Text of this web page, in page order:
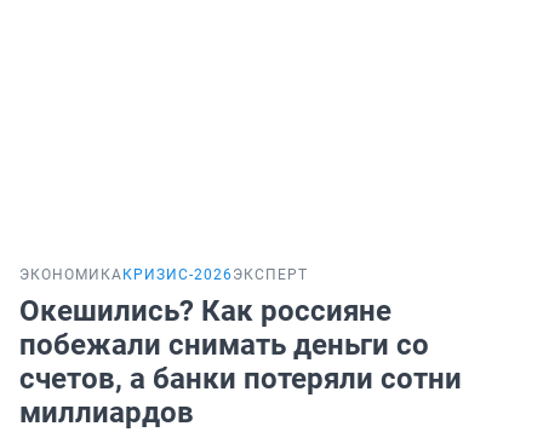
ЭКОНОМИКА КРИЗИС-2026ЭКСПЕРТ
Окешились? Как россияне
побежали снимать деньги со
счетов, а банки потеряли сотни
миллиардов